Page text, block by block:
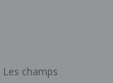
Les champs